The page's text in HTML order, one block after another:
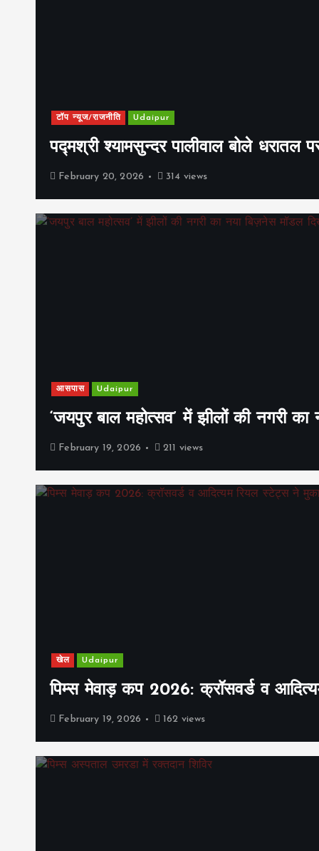
टॉप न्यूज/राजनीति Udaipur
पद्मश्री श्यामसुन्दर पालीवाल बोले धरातल
February 20, 2026 314 views
आसपास Udaipur
‘जयपुर बाल महोत्सव’ में झीलों की नगरी
February 19, 2026 211 views
खेल Udaipur
पिम्स मेवाड़ कप 2026: क्रॉसवर्ड व
February 19, 2026 162 views